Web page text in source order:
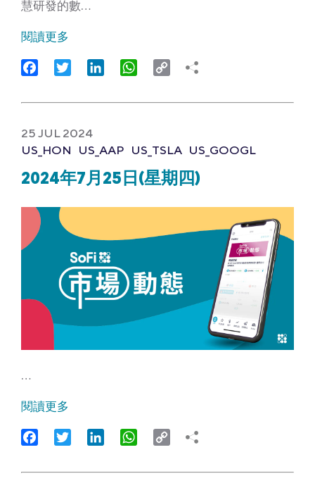
慧研發的數…
閱讀更多
FacebookTwitter LinkedIn WhatsApp
Copy
25 JUL 2024
US_HON
US_AAP US_TSLA US_GOOGL
2024年7月25日(星期四)
…
閱讀更多
FacebookTwitter LinkedIn WhatsApp
Copy